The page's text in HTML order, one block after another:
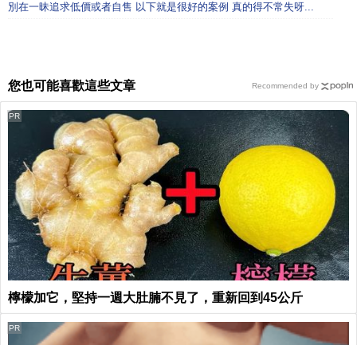
別在一昧追求低價或者自售 以下就是很好的案例 真的得不常失呀...
您也可能喜歡這些文章
檸檬加它，堅持一週大肚腩不見了，重新回到45公斤
PR
PR
Recommended by